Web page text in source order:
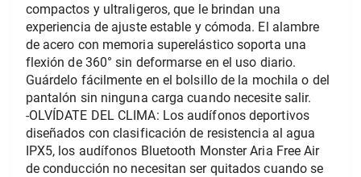
compactos y ultraligeros, que le brindan una
experiencia de ajuste estable y cómoda. El alambre
de acero con memoria superelástico soporta una
flexión de 360° sin deformarse en el uso diario.
Guárdelo fácilmente en el bolsillo de la mochila o del
pantalón sin ninguna carga cuando necesite salir.
-OLVÍDATE DEL CLIMA: Los audífonos deportivos
diseñados con clasificación de resistencia al agua
IPX5, los audífonos Bluetooth Monster Aria Free Air
de conducción no necesitan ser quitados cuando se